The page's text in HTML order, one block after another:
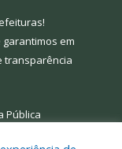
!
em
transparência
Pública